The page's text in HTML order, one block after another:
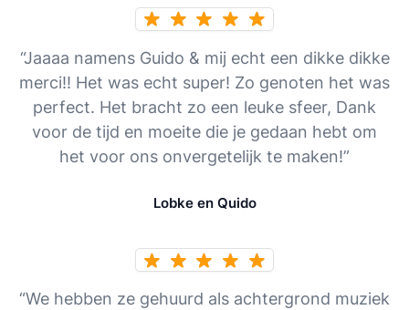
“Jaaaa namens Guido & mij echt een dikke dikke
merci!! Het was echt super! Zo genoten het was
perfect. Het bracht zo een leuke sfeer, Dank
voor de tijd en moeite die je gedaan hebt om
het voor ons onvergetelijk te maken!”
Lobke en Quido
“We hebben ze gehuurd als achtergrond muziek